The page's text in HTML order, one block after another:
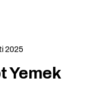
2025
Yemek